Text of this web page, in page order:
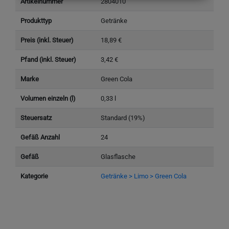
Produkttyp Getränke
Preis (inkl. Steuer) 18,89 €
Pfand (inkl. Steuer) 3,42 €
Marke Green Cola
Volumen einzeln (l) 0,33 l
Steuersatz Standard (19%)
Gefäß Anzahl 24
Gefäß Glasflasche
Kategorie Getränke > Limo > Green Cola